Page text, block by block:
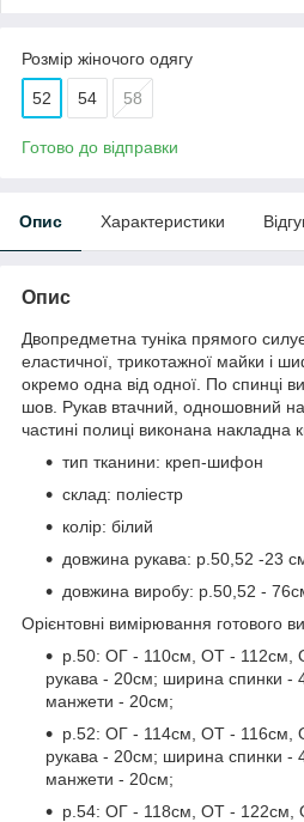
Розмір жіночого одягу
52 54 58
Готово до відправки
Опис Характеристики
Опис
Двопредметна туніка прямого
еластичної, трикотажної майки і
окремо одна від одної. По спинці
шов. Рукав втачний, одношовний
частині полиці виконана накладна
тип тканини: креп-шифон
склад: поліестр
колір: білий
довжина рукава: р.50,52 -23
довжина виробу: р.50,52 -
Орієнтовні вимірювання готового
р.50: ОГ - 110см, ОТ - 112см,
рукава - 20см; ширина спинки -
манжети - 20см;
р.52: ОГ - 114см, ОТ - 116см,
рукава - 20см; ширина спинки -
манжети - 20см;
р.54: ОГ - 118см, ОТ - 122см,